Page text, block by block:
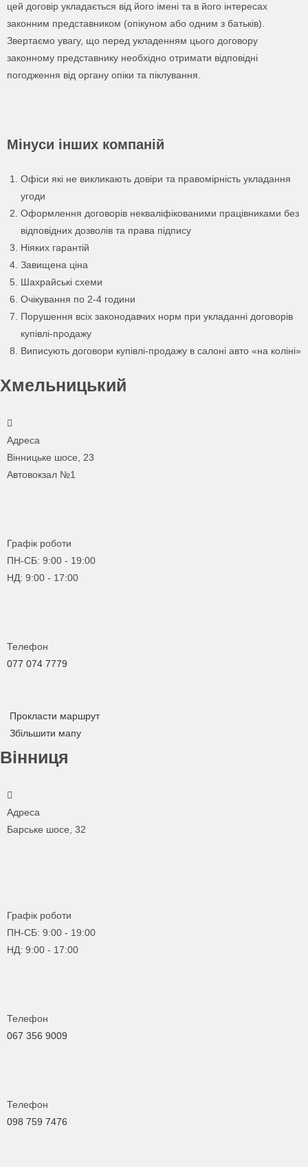
цей договір укладається від його імені та в його інтересах
законним представником (опікуном або одним з батьків).
Звертаємо увагу, що перед укладенням цього договору
законному представнику необхідно отримати відповідні
погодження від органу опіки та піклування.
Мінуси інших компаній
Офіси які не викликають довіри та правомірність укладання
угоди
Оформлення договорів некваліфікованими працівниками без
відповідних дозволів та права підпису
Ніяких гарантій
Завищена ціна
Шахрайські схеми
Очікування по 2-4 години
Порушення всіх законодавчих норм при укладанні договорів
купівлі-продажу
Виписують договори купівлі-продажу в салоні авто «на коліні»
Хмельницький
Адреса
Вінницьке шосе, 23
Автовокзал №1
Графік роботи
ПН-СБ: 9:00 - 19:00
НД: 9:00 - 17:00
Телефон
077 074 7779
Прокласти маршрут
Збільшити мапу
Вінниця
Адреса
Барське шосе, 32
Графік роботи
ПН-СБ: 9:00 - 19:00
НД: 9:00 - 17:00
Телефон
067 356 9009
Телефон
098 759 7476